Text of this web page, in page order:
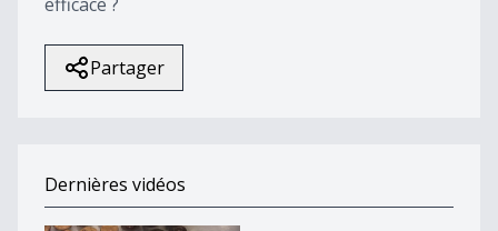
Partager
Dernières vidéos